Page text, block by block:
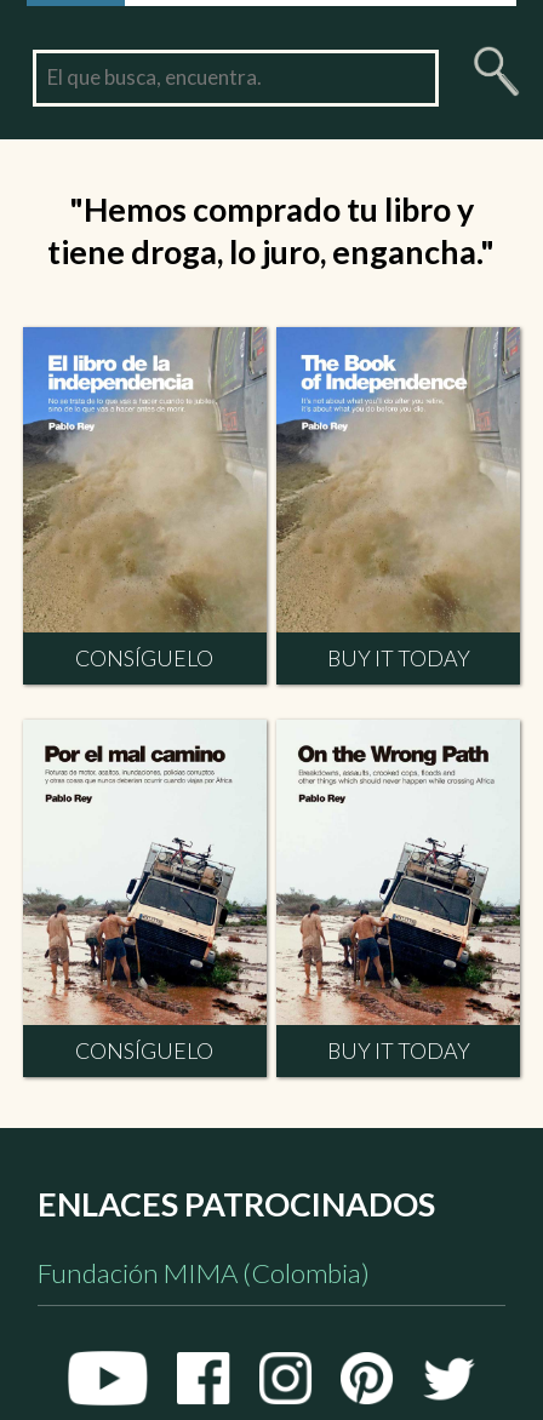
"Hemos comprado tu libro y
tiene droga, lo juro, engancha."
CONSÍGUELO BUY IT TODAY
CONSÍGUELO BUY IT TODAY
ENLACES PATROCINADOS
Fundación MIMA (Colombia)